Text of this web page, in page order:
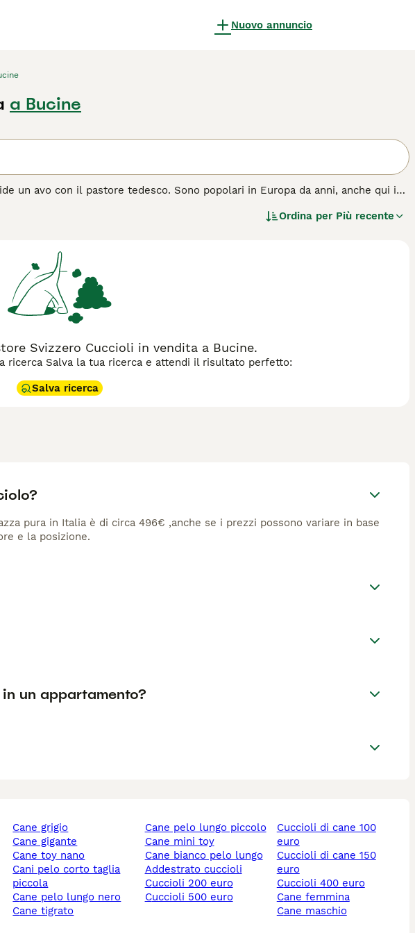
Nuovo annuncio
a Bucine
un avo con il pastore tedesco. Sono popolari in Europa da anni, anche qui in
amano trascorrere molto tempo all'aria aperta con il loro compagno canino.
Ordina per Più recente
Svizzero Cuccioli in vendita a Bucine.
ricerca Salva la tua ricerca e attendi il risultato perfetto:
Salva ricerca
pura in Italia è di circa 496€ ,anche se i prezzi possono variare in base
e la posizione.
un appartamento?
cane grigio
cane gigante
cane toy nano
cani pelo corto taglia
piccola
cane pelo lungo nero
cane tigrato
cane pelo lungo piccolo
cane mini toy
cane bianco pelo lungo
addestrato cuccioli
cuccioli 200 euro
cuccioli 500 euro
cuccioli di cane 100
euro
cuccioli di cane 150
euro
cuccioli 400 euro
cane femmina
cane maschio